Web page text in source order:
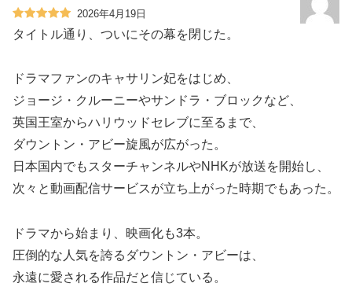
2026年4月19日
タイトル通り、ついにその幕を閉じた。
ドラマファンのキャサリン妃をはじめ、
ジョージ・クルーニーやサンドラ・ブロックなど、
英国王室からハリウッドセレブに至るまで、
ダウントン・アビー旋風が広がった。
日本国内でもスターチャンネルやNHKが放送を開始し、
次々と動画配信サービスが立ち上がった時期でもあった。
ドラマから始まり、映画化も3本。
圧倒的な人気を誇るダウントン・アビーは、
永遠に愛される作品だと信じている。